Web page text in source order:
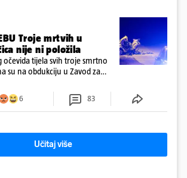
Troje mrtvih u
nije ni položila
očevida tijela svih troje smrtno
su na obdukciju u Zavod za
istraživanje
6 83
Učitaj više